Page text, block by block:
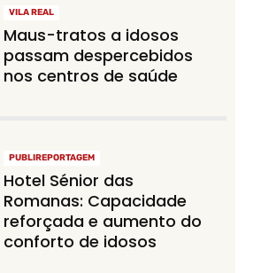
VILA REAL
Maus-tratos a idosos
passam despercebidos
nos centros de saúde
PUBLIREPORTAGEM
Hotel Sénior das
Romanas: Capacidade
reforçada e aumento do
conforto de idosos